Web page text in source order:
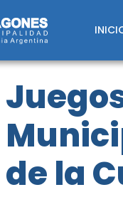
de la